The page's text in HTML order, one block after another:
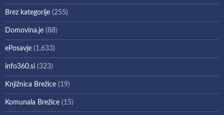
Brez kategorije (255)
Domovina.je (88)
ePosavje (1.633)
info360.si (323)
Knjižnica Brežice (19)
Komunala Brežice (15)